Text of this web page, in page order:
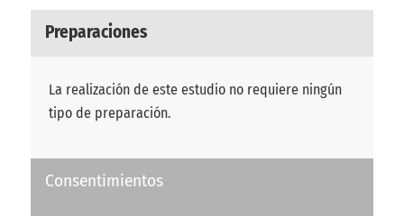
Preparaciones
La realización de este estudio no requiere ningún
tipo de preparación.
Consentimientos